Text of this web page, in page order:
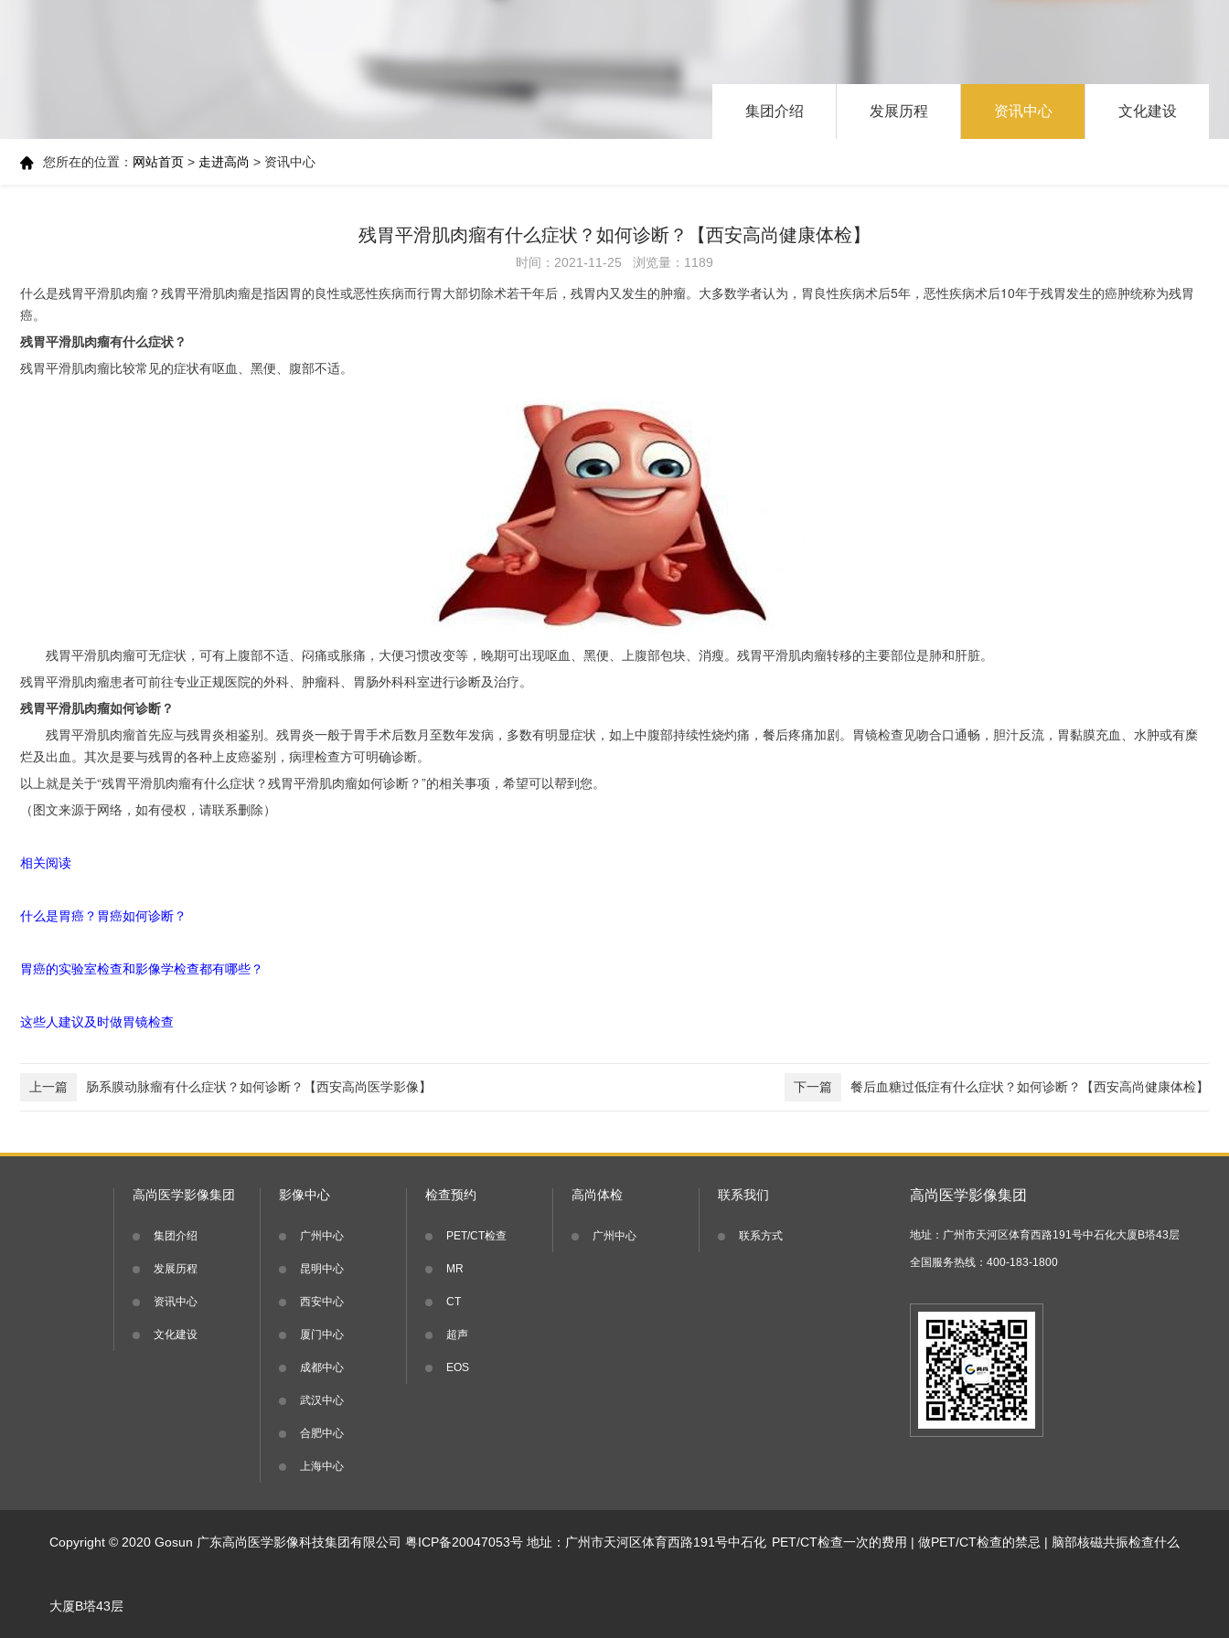
您所在的位置： 网站首页 > 走进高尚 > 资讯中心
集团介绍 发展历程 资讯中心 文化建设
残胃平滑肌肉瘤有什么症状？如何诊断？【西安高尚健康体检】
时间：2021-11-25 浏览量：1189
什么是残胃平滑肌肉瘤？残胃平滑肌肉瘤是指因胃的良性或恶性疾病而行胃大部切除术若干年后，残胃内又发生的肿瘤。大多数学者认为，胃良性疾病术后5年，恶性疾病术后10年于残胃发生的癌肿统称为残胃
癌。
残胃平滑肌肉瘤有什么症状？
残胃平滑肌肉瘤比较常见的症状有呕血、黑便、腹部不适。
残胃平滑肌肉瘤可无症状，可有上腹部不适、闷痛或胀痛，大便习惯改变等，晚期可出现呕血、黑便、上腹部包块、消瘦。残胃平滑肌肉瘤转移的主要部位是肺和肝脏。
残胃平滑肌肉瘤患者可前往专业正规医院的外科、肿瘤科、胃肠外科科室进行诊断及治疗。
残胃平滑肌肉瘤如何诊断？
残胃平滑肌肉瘤首先应与残胃炎相鉴别。残胃炎一般于胃手术后数月至数年发病，多数有明显症状，如上中腹部持续性烧灼痛，餐后疼痛加剧。胃镜检查见吻合口通畅，胆汁反流，胃黏膜充血、水肿或有糜
烂及出血。其次是要与残胃的各种上皮癌鉴别，病理检查方可明确诊断。
以上就是关于“残胃平滑肌肉瘤有什么症状？残胃平滑肌肉瘤如何诊断？”的相关事项，希望可以帮到您。
（图文来源于网络，如有侵权，请联系删除）
相关阅读
什么是胃癌？胃癌如何诊断？
胃癌的实验室检查和影像学检查都有哪些？
这些人建议及时做胃镜检查
上一篇 肠系膜动脉瘤有什么症状？如何诊断？【西安高尚医学影像】 下一篇 餐后血糖过低症有什么症状？如何诊断？【西安高尚健康体检】
高尚医学影像集团
地址：广州市天河区体育西路191号中石化大厦B塔43层
全国服务热线：400-183-1800
高尚医学影像集团
集团介绍
发展历程
资讯中心
文化建设
影像中心
广州中心
昆明中心
西安中心
厦门中心
成都中心
武汉中心
合肥中心
上海中心
检查预约
PET/CT检查
MR
CT
超声
EOS
高尚体检
广州中心
联系我们
联系方式
PET/CT检查一次的费用 |做PET/CT检查的禁忌 | 脑部核磁共振检查什么
Copyright © 2020 Gosun 广东高尚医学影像科技集团有限公司 粤ICP备20047053号地址：广州市天河区体育西路191号中石化
大厦B塔43层